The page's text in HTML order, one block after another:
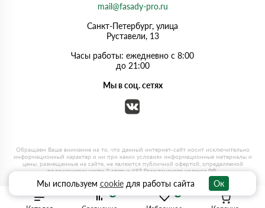
mail@fasady-pro.ru
Санкт-Петербург, улица
Руставели, 13
Часы работы: ежедневно с 8:00
до 21:00
Мы в соц. сетях
Мы используем cookieдля работы сайта Ок